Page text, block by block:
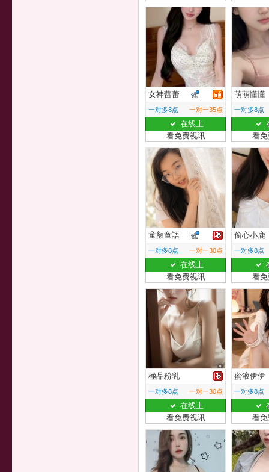
女神蕾蕾
一对多8点 一对一35点
在线上
看免费视讯
萌萌懂懂
一对多8点
看
童顏童語
一对多8点 一对一30点
在线上
看免费视讯
偷心小鹿
一对多8点
看
極品粉乳
一对多8点 一对一30点
在线上
看免费视讯
蜜液伊伊
一对多8点
看